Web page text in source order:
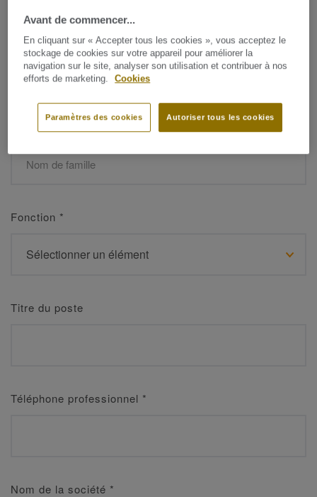
Prénom*
Fonction *
Titre du poste
Téléphone professionnel *
Nom de la société *
Avant de commencer...
En cliquant sur « Accepter tous les cookies », vous acceptez le
stockage de cookies sur votre appareil pour améliorer la
navigation sur le site, analyser son utilisation et contribuer à nos
efforts de marketing.
Cookies
Autoriser tous les cookies
Paramètres des cookies